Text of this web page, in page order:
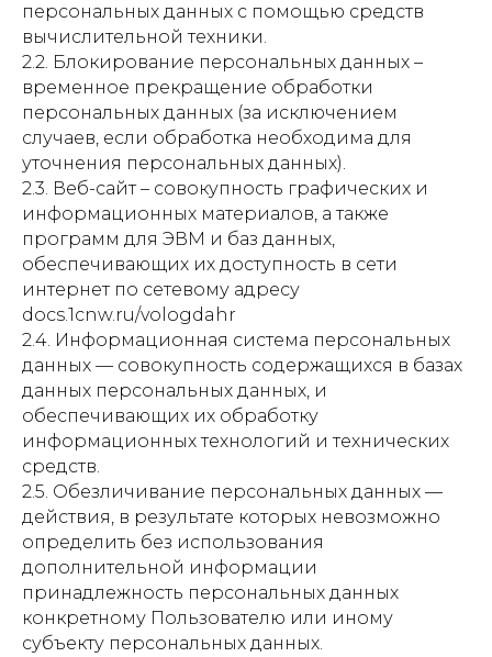
персональных данных с помощью средств
вычислительной техники.
2.2. Блокирование персональных данных –
временное прекращение обработки
персональных данных (за исключением
случаев, если обработка необходима для
уточнения персональных данных).
2.3. Веб-сайт – совокупность графических и
информационных материалов, а также
программ для ЭВМ и баз данных,
обеспечивающих их доступность в сети
интернет по сетевому адресу
docs.1cnw.ru/vologdahr
2.4. Информационная система персональных
данных — совокупность содержащихся в базах
данных персональных данных, и
обеспечивающих их обработку
информационных технологий и технических
средств.
2.5. Обезличивание персональных данных —
действия, в результате которых невозможно
определить без использования
дополнительной информации
принадлежность персональных данных
конкретному Пользователю или иному
субъекту персональных данных.